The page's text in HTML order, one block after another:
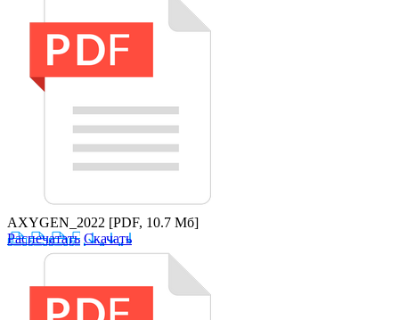
AXYGEN_2022 [PDF, 10.7 Мб]
Распечатать Скачать